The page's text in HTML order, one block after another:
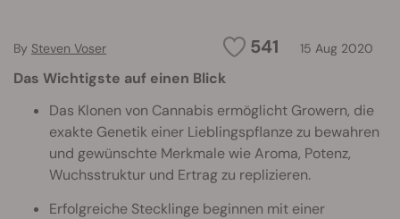
541 15 Aug 2020
By Steven Voser
Das Wichtigste auf einen Blick
Das Klonen von Cannabis ermöglicht Growern, die
exakte Genetik einer Lieblingspflanze zu bewahren
und gewünschte Merkmale wie Aroma, Potenz,
Wuchsstruktur und Ertrag zu replizieren.
Erfolgreiche Stecklinge beginnen mit einer